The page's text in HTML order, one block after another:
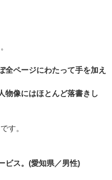
全ページにわたって手を加え
物像にはほとんど落書きし
す。
ビス。(愛知県／男性)